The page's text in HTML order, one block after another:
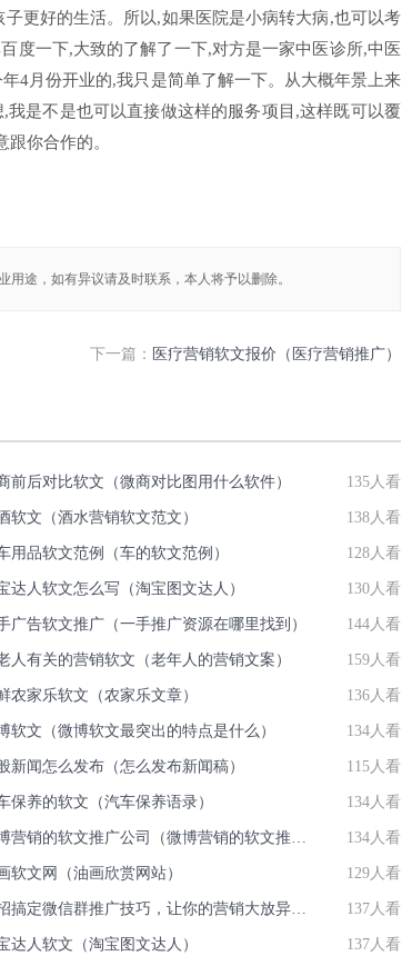
更好的生活。所以,如果医院是小病转大病,也可以考
度一下,大致的了解了一下,对方是一家中医诊所,中医
4月份开业的,我只是简单了解一下。从大概年景上来
是不是也可以直接做这样的服务项目,这样既可以覆
你合作的。
途，如有异议请及时联系，本人将予以删除。
下一篇： 医疗营销软文报价（医疗营销推广）
前后对比软文（微商对比图用什么软件） 135人看
软文（酒水营销软文范文） 138人看
用品软文范例（车的软文范例） 128人看
达人软文怎么写（淘宝图文达人） 130人看
广告软文推广（一手推广资源在哪里找到） 144人看
人有关的营销软文（老年人的营销文案） 159人看
农家乐软文（农家乐文章） 136人看
软文（微博软文最突出的特点是什么） 134人看
新闻怎么发布（怎么发布新闻稿） 115人看
保养的软文（汽车保养语录） 134人看
微博营销的软文推广公司（微博营销的软文推广公司可靠吗） 134人看
软文网（油画欣赏网站） 129人看
10招搞定微信群推广技巧，让你的营销大放异彩！ 137人看
达人软文（淘宝图文达人） 137人看